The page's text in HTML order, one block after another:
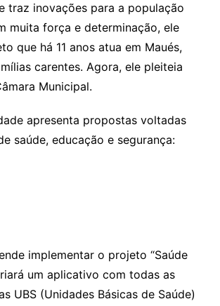
traz inovações para a população
muita força e determinação, ele
que há 11 anos atua em Maués,
carentes. Agora, ele pleiteia
Municipal.
apresenta propostas voltadas
saúde, educação e segurança:
implementar o projeto “Saúde
um aplicativo com todas as
UBS (Unidades Básicas de Saúde)